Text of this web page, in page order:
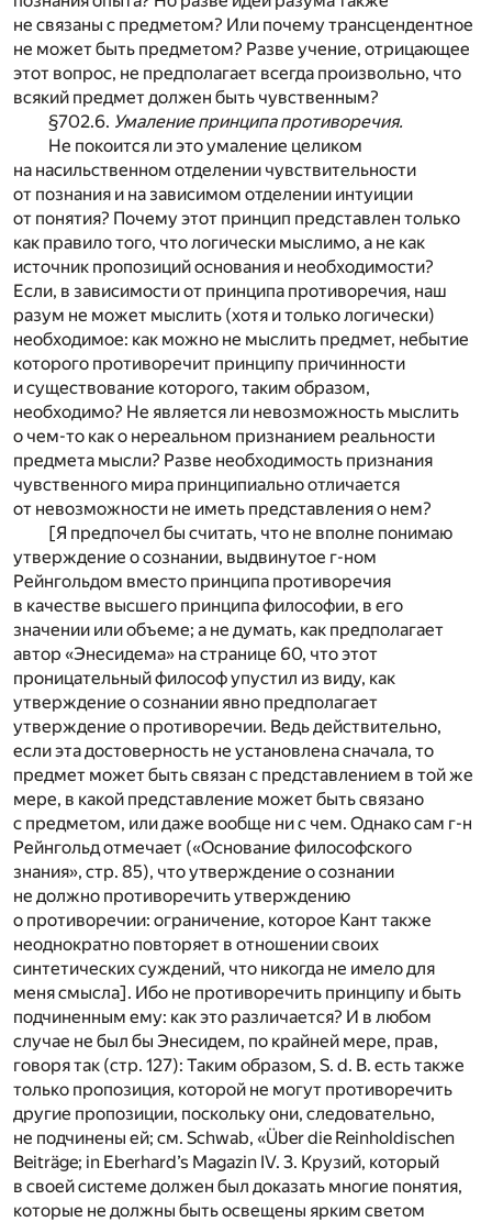
не связаны с предметом? Или почему трансцендентное
не может быть предметом? Разве учение, отрицающее
этот вопрос, не предполагает всегда произвольно, что
всякий предмет должен быть чувственным?
§702.6. Умаление принципа противоречия.
Не покоится ли это умаление целиком
на насильственном отделении чувствительности
от познания и на зависимом отделении интуиции
от понятия? Почему этот принцип представлен только
как правило того, что логически мыслимо, а не как
источник пропозиций основания и необходимости?
Если, в зависимости от принципа противоречия, наш
разум не может мыслить (хотя и только логически)
необходимое: как можно не мыслить предмет, небытие
которого противоречит принципу причинности
и существование которого, таким образом,
необходимо? Не является ли невозможность мыслить
о чем-то как о нереальном признанием реальности
предмета мысли? Разве необходимость признания
чувственного мира принципиально отличается
от невозможности не иметь представления о нем?
[Я предпочел бы считать, что не вполне понимаю
утверждение о сознании, выдвинутое г-ном
Рейнгольдом вместо принципа противоречия
в качестве высшего принципа философии, в его
значении или объеме; а не думать, как предполагает
автор «Энесидема» на странице 60, что этот
проницательный философ упустил из виду, как
утверждение о сознании явно предполагает
утверждение о противоречии. Ведь действительно,
если эта достоверность не установлена сначала, то
предмет может быть связан с представлением в той же
мере, в какой представление может быть связано
с предметом, или даже вообще ни с чем. Однако сам г-н
Рейнгольд отмечает («Основание философского
знания», стр. 85), что утверждение о сознании
не должно противоречить утверждению
о противоречии: ограничение, которое Кант также
неоднократно повторяет в отношении своих
синтетических суждений, что никогда не имело для
меня смысла]. Ибо не противоречить принципу и быть
подчиненным ему: как это различается? И в любом
случае не был бы Энесидем, по крайней мере, прав,
говоря так (стр. 127): Таким образом, S. d. B. есть также
только пропозиция, которой не могут противоречить
другие пропозиции, поскольку они, следовательно,
не подчинены ей; см. Schwab, «Über die Reinholdischen
Beiträge; in Eberhard’s Magazin IV. 3. Крузий, который
в своей системе должен был доказать многие понятия,
которые не должны быть освещены ярким светом